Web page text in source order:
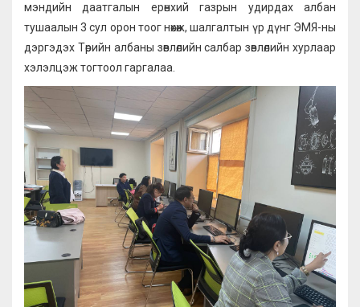
мэндийн даатгалын ерөнхий газрын удирдах албан
тушаалын 3 сул орон тоог нөхөж, шалгалтын үр дүнг ЭМЯ-ны
дэргэдэх Төрийн албаны зөвлөлийн салбар зөвлөлийн хурлаар
хэлэлцэж тогтоол гаргалаа.